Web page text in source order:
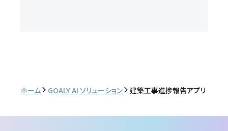
ホーム GOALY AI ソリューション 建築工事進捗報告アプリ